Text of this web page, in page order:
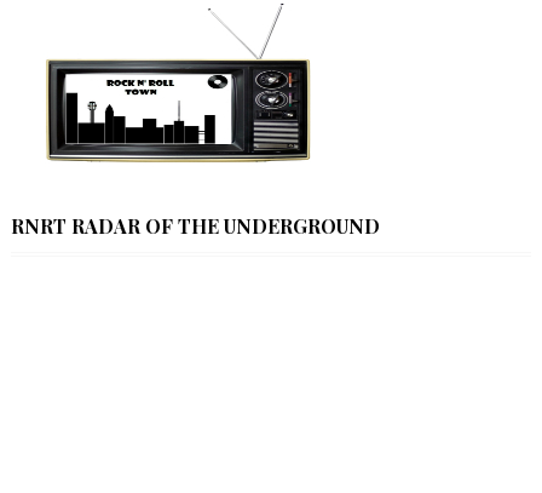
RNRT RADAR OF THE UNDERGROUND